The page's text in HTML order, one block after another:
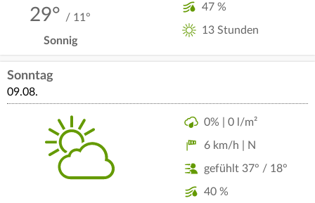
29° / 11°
Sonnig
47 %
13 Stunden
Sonntag
09.08.
0% | 0 l/m²
6 km/h | N
gefühlt 37° / 18°
40 %